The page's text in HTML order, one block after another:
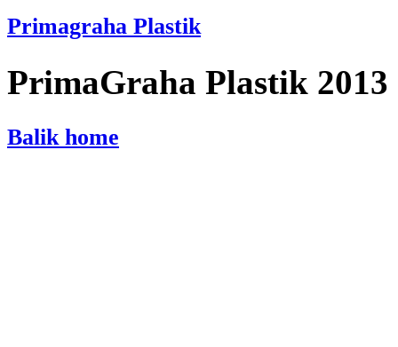
Primagraha Plastik
PrimaGraha Plastik 2013
Balik home